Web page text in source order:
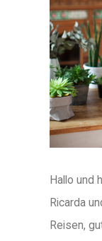
Hallo und
Ricarda
Reisen,